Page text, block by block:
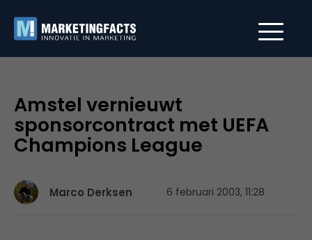
Amstel vernieuwt
sponsorcontract met UEFA
Champions League
Marco Derksen 6 februari 2003, 11:28